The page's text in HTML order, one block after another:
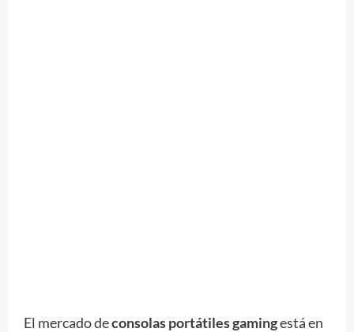
El mercado deconsolas portátiles gamingestá en